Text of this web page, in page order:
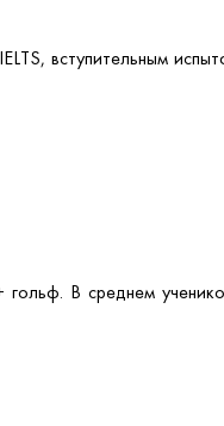
вступительным
В среднем